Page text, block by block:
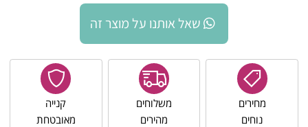
שאל אותנו על מוצר זה
מחירים
נוחים
משלוחים
מהירים
קנייה
מאובטחת